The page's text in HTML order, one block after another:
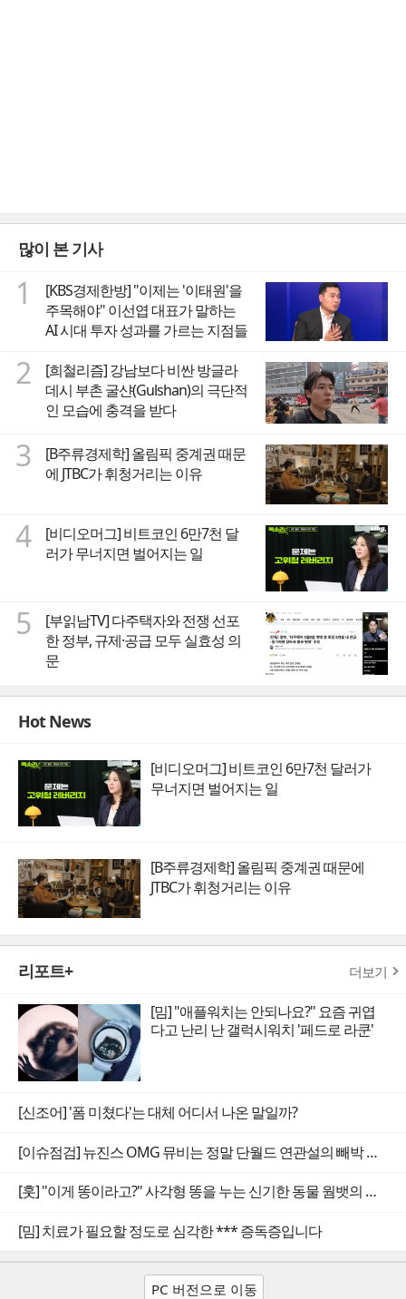
많이 본 기사
1
[KBS경제한방] "이제는 '이태원'을
주목해야" 이선엽 대표가 말하는
AI 시대 투자 성과를 가르는 지점들
2
[희철리즘] 강남보다 비싼 방글라
데시 부촌 굴샨(Gulshan)의 극단적
인 모습에 충격을 받다
3
[B주류경제학] 올림픽 중계권 때문
에 JTBC가 휘청거리는 이유
4
[비디오머그] 비트코인 6만7천 달
러가 무너지면 벌어지는 일
5
[부읽남TV] 다주택자와 전쟁 선포
한 정부, 규제·공급 모두 실효성 의
문
Hot News
[비디오머그] 비트코인 6만7천 달러가
무너지면 벌어지는 일
[B주류경제학] 올림픽 중계권 때문에
JTBC가 휘청거리는 이유
리포트+ 더보기
[밈] "애플워치는 안되나요?" 요즘 귀엽
다고 난리 난 갤럭시워치 '페드로 라쿤'
[신조어] '폼 미쳤다'는 대체 어디서 나온 말일까?
[이슈점검] 뉴진스 OMG 뮤비는 정말 단월드 연관설의 빼박 증거일까
[훗] "이게 똥이라고?" 사각형 똥을 누는 신기한 동물 웜뱃의 비밀
[밈] 치료가 필요할 정도로 심각한 *** 증독증입니다
PC 버전으로 이동